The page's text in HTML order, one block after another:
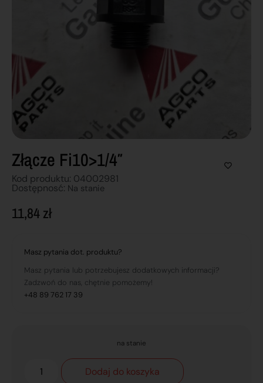
Złącze Fi10>1/4″
Kod produktu: 04002981
Dostępnosć: Na stanie
11,84zł
Masz pytania dot. produktu?
Masz pytania lub potrzebujesz dodatkowych informacji?
Zadzwoń do nas, chętnie pomożemy!
+48 89 762 17 39
na stanie
Dodaj do koszyka